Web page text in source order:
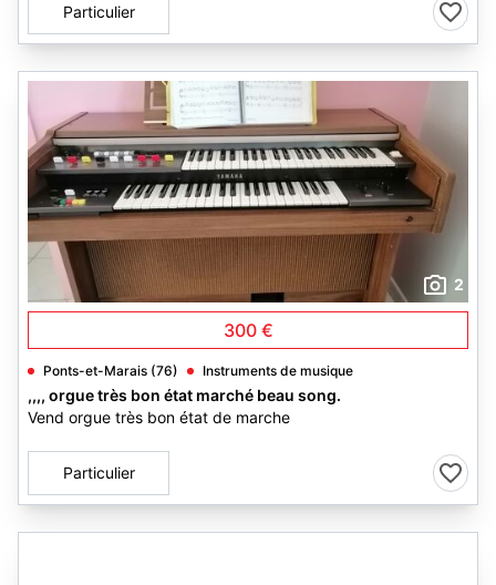
Particulier
2
300 €
Ponts-et-Marais (76) Instruments de musique
,,,, orgue très bon état marché beau song.
Vend orgue très bon état de marche
Particulier